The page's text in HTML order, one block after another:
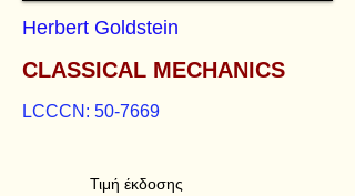
Herbert Goldstein
CLASSICAL MECHANICS
LCCCN: 50-7669
Τιμή έκδοσης